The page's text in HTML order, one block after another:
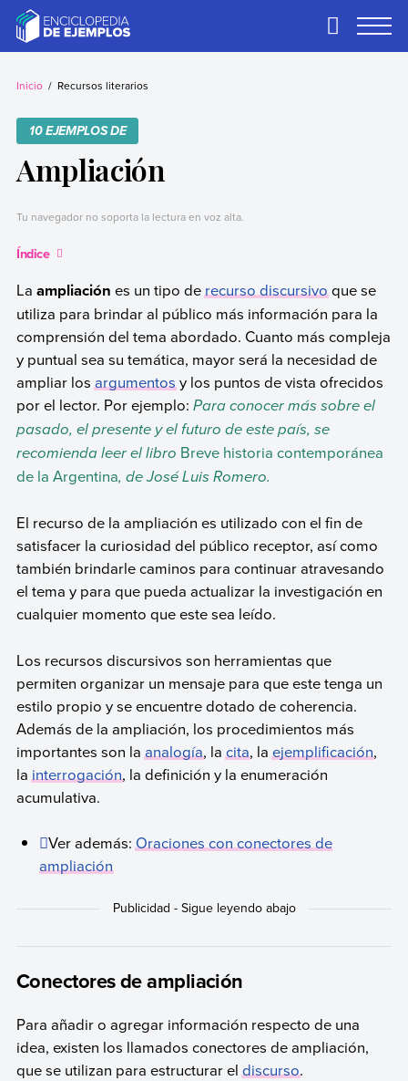
contentEjemplos
Necesitas ejemplos.
Primary
Inicio Recursos literarios
10 EJEMPLOS DE
Ampliación
Tu navegador no soporta la lectura en voz alta.
Índice
La ampliación es un tipo derecurso discursivoque se
utiliza para brindar al público más información para la
comprensión del tema abordado. Cuanto más compleja
y puntual sea su temática, mayor será la necesidad de
ampliar losargumentosy los puntos de vista ofrecidos
por el lector. Por ejemplo: Para conocer más sobre el
pasado, el presente y el futuro de este país, se
recomienda leer el libro Breve historia contemporánea
de la Argentina, de José Luis Romero.
El recurso de la ampliación es utilizado con el fin de
satisfacer la curiosidad del público receptor, así como
también brindarle caminos para continuar atravesando
el tema y para que pueda actualizar la investigación en
cualquier momento que este sea leído.
Los recursos discursivos son herramientas que
permiten organizar un mensaje para que este tenga un
estilo propio y se encuentre dotado de coherencia.
Además de la ampliación, los procedimientos más
importantes son laanalogía, lacita, laejemplificación,
lainterrogación, la definición y la enumeración
acumulativa.
Ver además:Oraciones con conectores de
ampliación
Conectores de ampliación
Para añadir o agregar información respecto de una
idea, existen los llamados conectores de ampliación,
que se utilizan para estructurar eldiscurso.